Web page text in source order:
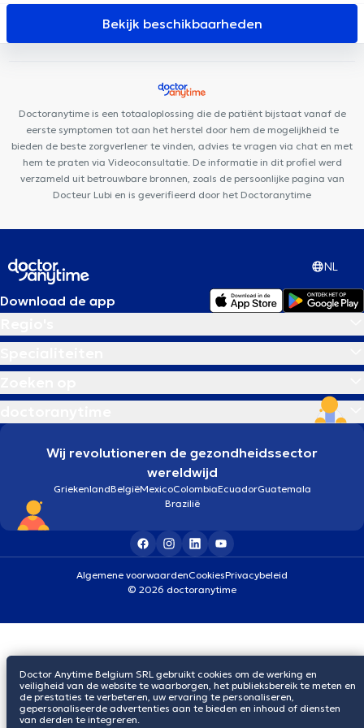
Tandartspraktijk Zuid Maison Hirsulaser
Espace Naissance
Cabinet Dentaire Peris
Centres d'Aspria
Centre Médical Saint-Gilles
Centre Médical et Dentaire de Bara
Cabinet Medi-Vanhaelen
Bekijk beschikbaarheden
Doctoranytime is een totaaloplossing die de patiënt bijstaat vanaf de
eerste symptomen tot aan het herstel door hem de mogelijkheid te
bieden de beste zorgverlener te vinden, advies te vragen via chat en met
hem te praten via Videoconsultatie. De informatie in dit profiel werd
verzameld uit betrouwbare bronnen, zoals de persoonlijke pagina van
Docteur Lubi en is geverifieerd door het Doctoranytime
NL
Download de app
Wij revolutioneren de gezondheidssector
wereldwijd
GriekenlandBelgiëMexicoColombiaEcuadorGuatemala
Brazilië
Algemene voorwaardenCookiesPrivacybeleid
© 2026 doctoranytime
Doctor Anytime Belgium SRL gebruikt cookies om de werking en
veiligheid van de website te waarborgen, het publieksbereik te meten en
de prestaties te verbeteren, uw ervaring te personaliseren,
gepersonaliseerde advertenties aan te bieden en inhoud of diensten
van derden te integreren.